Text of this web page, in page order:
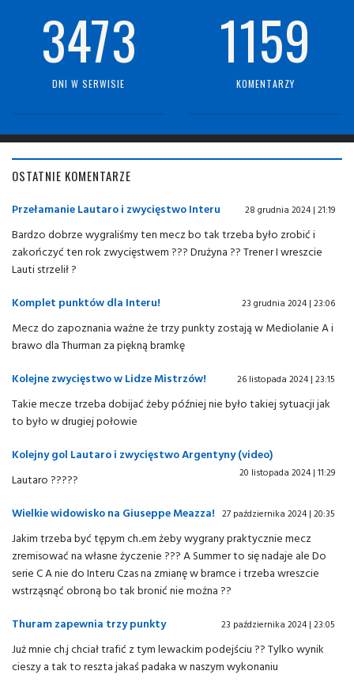
3473
DNI W SERWISIE
1159
KOMENTARZY
OSTATNIE KOMENTARZE
Przełamanie Lautaro i zwycięstwo Interu 28 grudnia 2024 | 21:19
Bardzo dobrze wygraliśmy ten mecz bo tak trzeba było zrobić i
zakończyć ten rok zwycięstwem ??? Drużyna ?? Trener I wreszcie
Lauti strzelił ?
Komplet punktów dla Interu!
23 grudnia 2024 | 23:06
Mecz do zapoznania ważne że trzy punkty zostają w Mediolanie A i
brawo dla Thurman za piękną bramkę
Kolejne zwycięstwo w Lidze Mistrzów!
26 listopada 2024 | 23:15
Takie mecze trzeba dobijać żeby później nie było takiej sytuacji jak
to było w drugiej połowie
Kolejny gol Lautaro i zwycięstwo Argentyny (video)
20 listopada 2024 | 11:29
Lautaro ?????
Wielkie widowisko na Giuseppe Meazza! 27 października 2024 | 20:35
Jakim trzeba być tępym ch..em żeby wygrany praktycznie mecz
zremisować na własne życzenie ??? A Summer to się nadaje ale Do
serie C A nie do Interu Czas na zmianę w bramce i trzeba wreszcie
wstrząsnąć obroną bo tak bronić nie można ??
Thuram zapewnia trzy punkty
23 października 2024 | 23:05
Już mnie ch.j chciał trafić z tym lewackim podejściu ?? Tylko wynik
cieszy a tak to reszta jakaś padaka w naszym wykonaniu